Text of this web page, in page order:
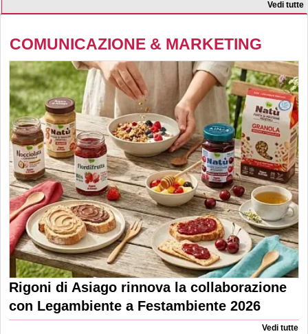
Vedi tutte
COMUNICAZIONE & MARKETING
Rigoni di Asiago rinnova la collaborazione
con Legambiente a Festambiente 2026
Vedi tutte